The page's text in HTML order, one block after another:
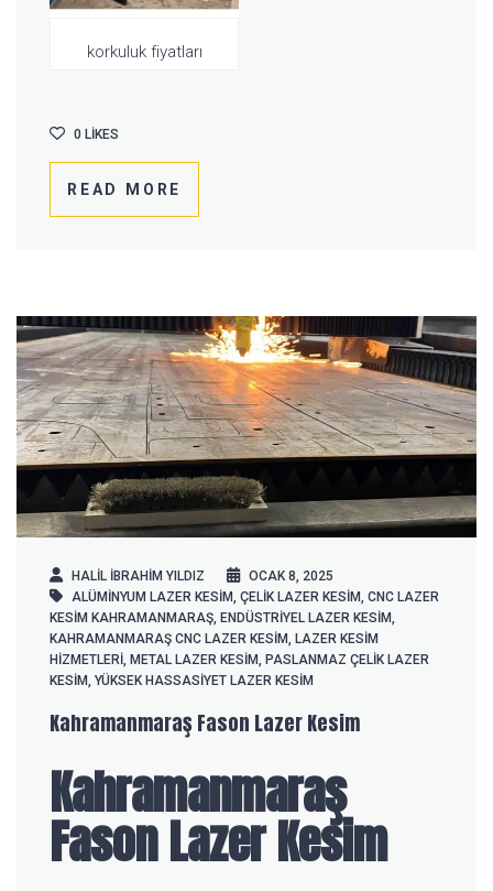
korkuluk fiyatları
READ MORE
0 LIKES
HALIL IBRAHIM YILDIZ
OCAK 8, 2025
ALÜMINYUM LAZER KESIM, ÇELIK LAZER KESIM, CNC LAZER
KESIM KAHRAMANMARAŞ, ENDÜSTRIYEL LAZER KESIM,
KAHRAMANMARAŞ CNC LAZER KESIM, LAZER KESIM
HIZMETLERI, METAL LAZER KESIM, PASLANMAZ ÇELIK LAZER
KESIM, YÜKSEK HASSASIYET LAZER KESIM
Kahramanmaraş Fason Lazer Kesim
Kahramanmaraş
Fason Lazer Kesim